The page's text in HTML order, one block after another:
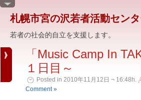
札幌市宮の沢若者活動セン
若者の社会的自立を支援します。
「Music Camp In
１日目～
Posted in 2010年11月12日 ¬ 16:48h.
Comment »